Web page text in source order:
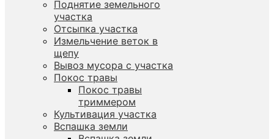
Поднятие земельного
участка
Отсыпка участка
Измельчение веток в
щепу
Вывоз мусора с участка
Покос травы
Покос травы
триммером
Культивация участка
Вспашка земли